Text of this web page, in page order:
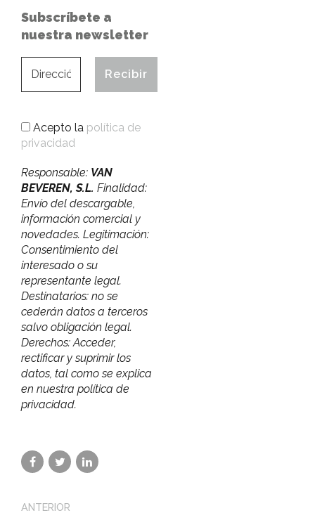
Subscríbete a
nuestra newsletter
Acepto la política de
privacidad
Responsable: VAN
BEVEREN, S.L. Finalidad:
Envío del descargable,
información comercial y
novedades. Legitimación:
Consentimiento del
interesado o su
representante legal.
Destinatarios: no se
cederán datos a terceros
salvo obligación legal.
Derechos: Acceder,
rectificar y suprimir los
datos, tal como se explica
en nuestra política de
privacidad.
ANTERIOR